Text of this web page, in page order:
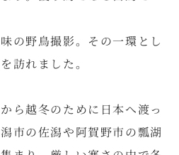
の野鳥撮影。その一環とし
訪れました。
ら越冬のために日本へ渡っ
市の佐潟や阿賀野市の瓢湖